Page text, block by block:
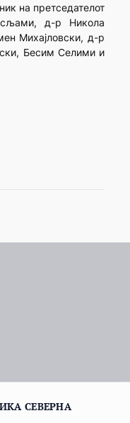
на претседателот
д-р Никола
Михајловски, д-р
Бесим Селими и
СЕВЕРНА